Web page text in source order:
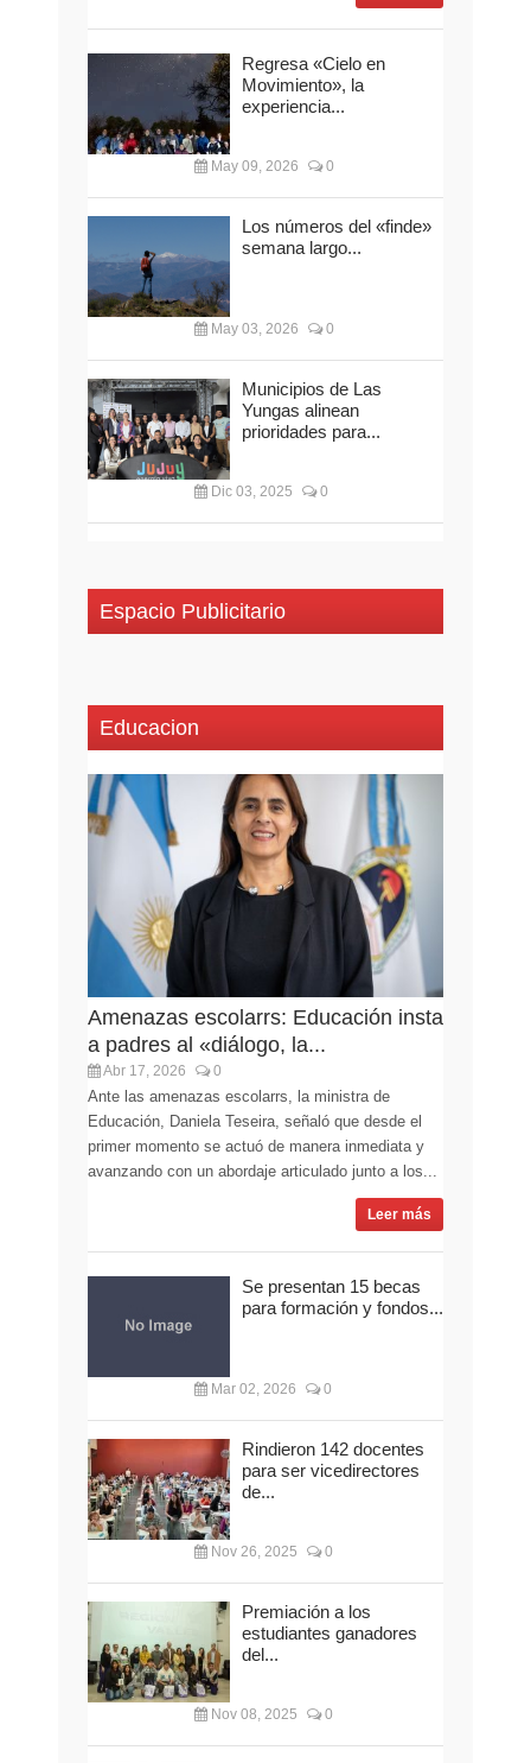
Regresa «Cielo en
Movimiento», la
experiencia...
May 09, 2026 0
Los números del «finde»
semana largo...
May 03, 2026 0
Municipios de Las
Yungas alinean
prioridades para...
Dic 03, 2025 0
Espacio Publicitario
Educacion
Amenazas escolarrs: Educación insta
a padres al «diálogo, la...
Abr 17, 2026 0
Ante las amenazas escolarrs, la ministra de
Educación, Daniela Teseira, señaló que desde el
primer momento se actuó de manera inmediata y
avanzando con un abordaje articulado junto a los...
Leer más
Se presentan 15 becas
para formación y fondos...
Mar 02, 2026 0
Rindieron 142 docentes
para ser vicedirectores
de...
Nov 26, 2025 0
Premiación a los
estudiantes ganadores
del...
Nov 08, 2025 0